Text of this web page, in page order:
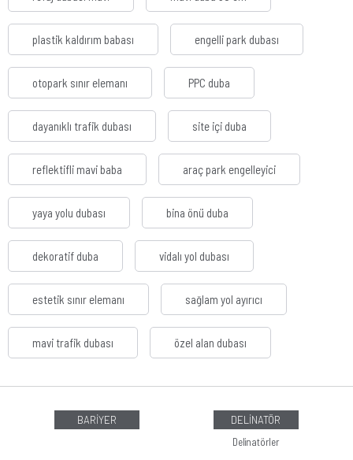
plastik kaldırım babası engelli park dubası
otopark sınır elemanı PPC duba
dayanıklı trafik dubası site içi duba
reflektifli mavi baba araç park engelleyici
yaya yolu dubası bina önü duba
dekoratif duba vidalı yol dubası
estetik sınır elemanı sağlam yol ayırıcı
mavi trafik dubası özel alan dubası
BARİYER
DELİNATÖR
Delinatörler